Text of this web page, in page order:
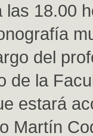
las 18.00
del
de la
estará
Martín